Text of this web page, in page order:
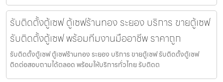
รับติดตั้งตู้เซฟ ตู้เซฟร้านทอง ระยอง บริการ ขายตู้เซฟ
รับติดตั้งตู้เซฟ พร้อมทีมงานมืออาชีพ ราคาถูก
รับติดตั้งตู้เซฟ ตู้เซฟร้านทอง ระยอง บริการ ขายตู้เซฟ รับติดตั้งตู้เซฟ
ติดต่อสอบถามได้ตลอด พร้อมให้บริการทั่วไทย รับติดต